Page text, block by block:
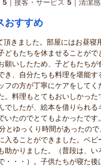
5 接客・サービス 5 清潔感
おすすめ
きました。部屋にはお昼寝
どもたちを休ませることがで
願いしたため、子どもたちが
き、自分たちも料理を堪能す
フの方が丁寧にケアをしてく
。料理もとてもおいしかった
でしたが、絵本を借りられる
いたのでとてもよかったです
とゆっくり時間があったので
入ることができました。ベビ
助かりました。（普段は、い
・・・）。子供たちが寝た後